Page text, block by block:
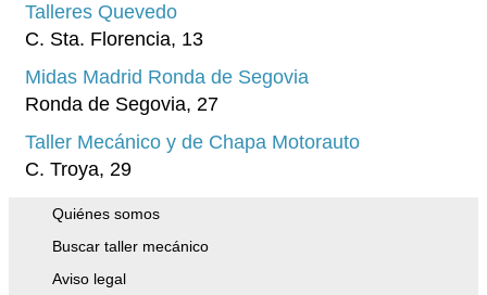
Tenerife
Granada
Tarragona
Cádiz
Toledo
Vizcaya
Badajoz
Talleres Quevedo
C. Sta. Florencia, 13
Midas Madrid Ronda de Segovia
Ronda de Segovia, 27
Taller Mecánico y de Chapa Motorauto
C. Troya, 29
Quiénes somos
Buscar taller mecánico
Aviso legal